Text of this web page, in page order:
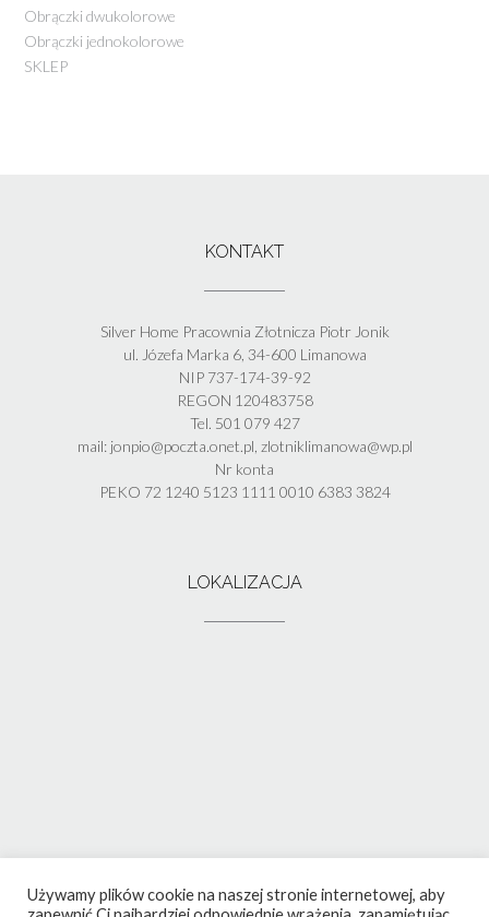
Obrączki dwukolorowe
Obrączki jednokolorowe
SKLEP
KONTAKT
Silver Home Pracownia Złotnicza Piotr Jonik
ul. Józefa Marka 6, 34-600 Limanowa
NIP 737-174-39-92
REGON 120483758
Tel. 501 079 427
mail: jonpio@poczta.onet.pl, zlotniklimanowa@wp.pl
Nr konta
PEKO 72 1240 5123 1111 0010 6383 3824
LOKALIZACJA
Używamy plików cookie na naszej stronie internetowej, aby